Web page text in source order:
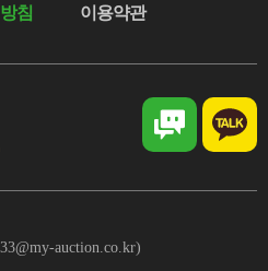
침 이용약관
auction.co.kr)